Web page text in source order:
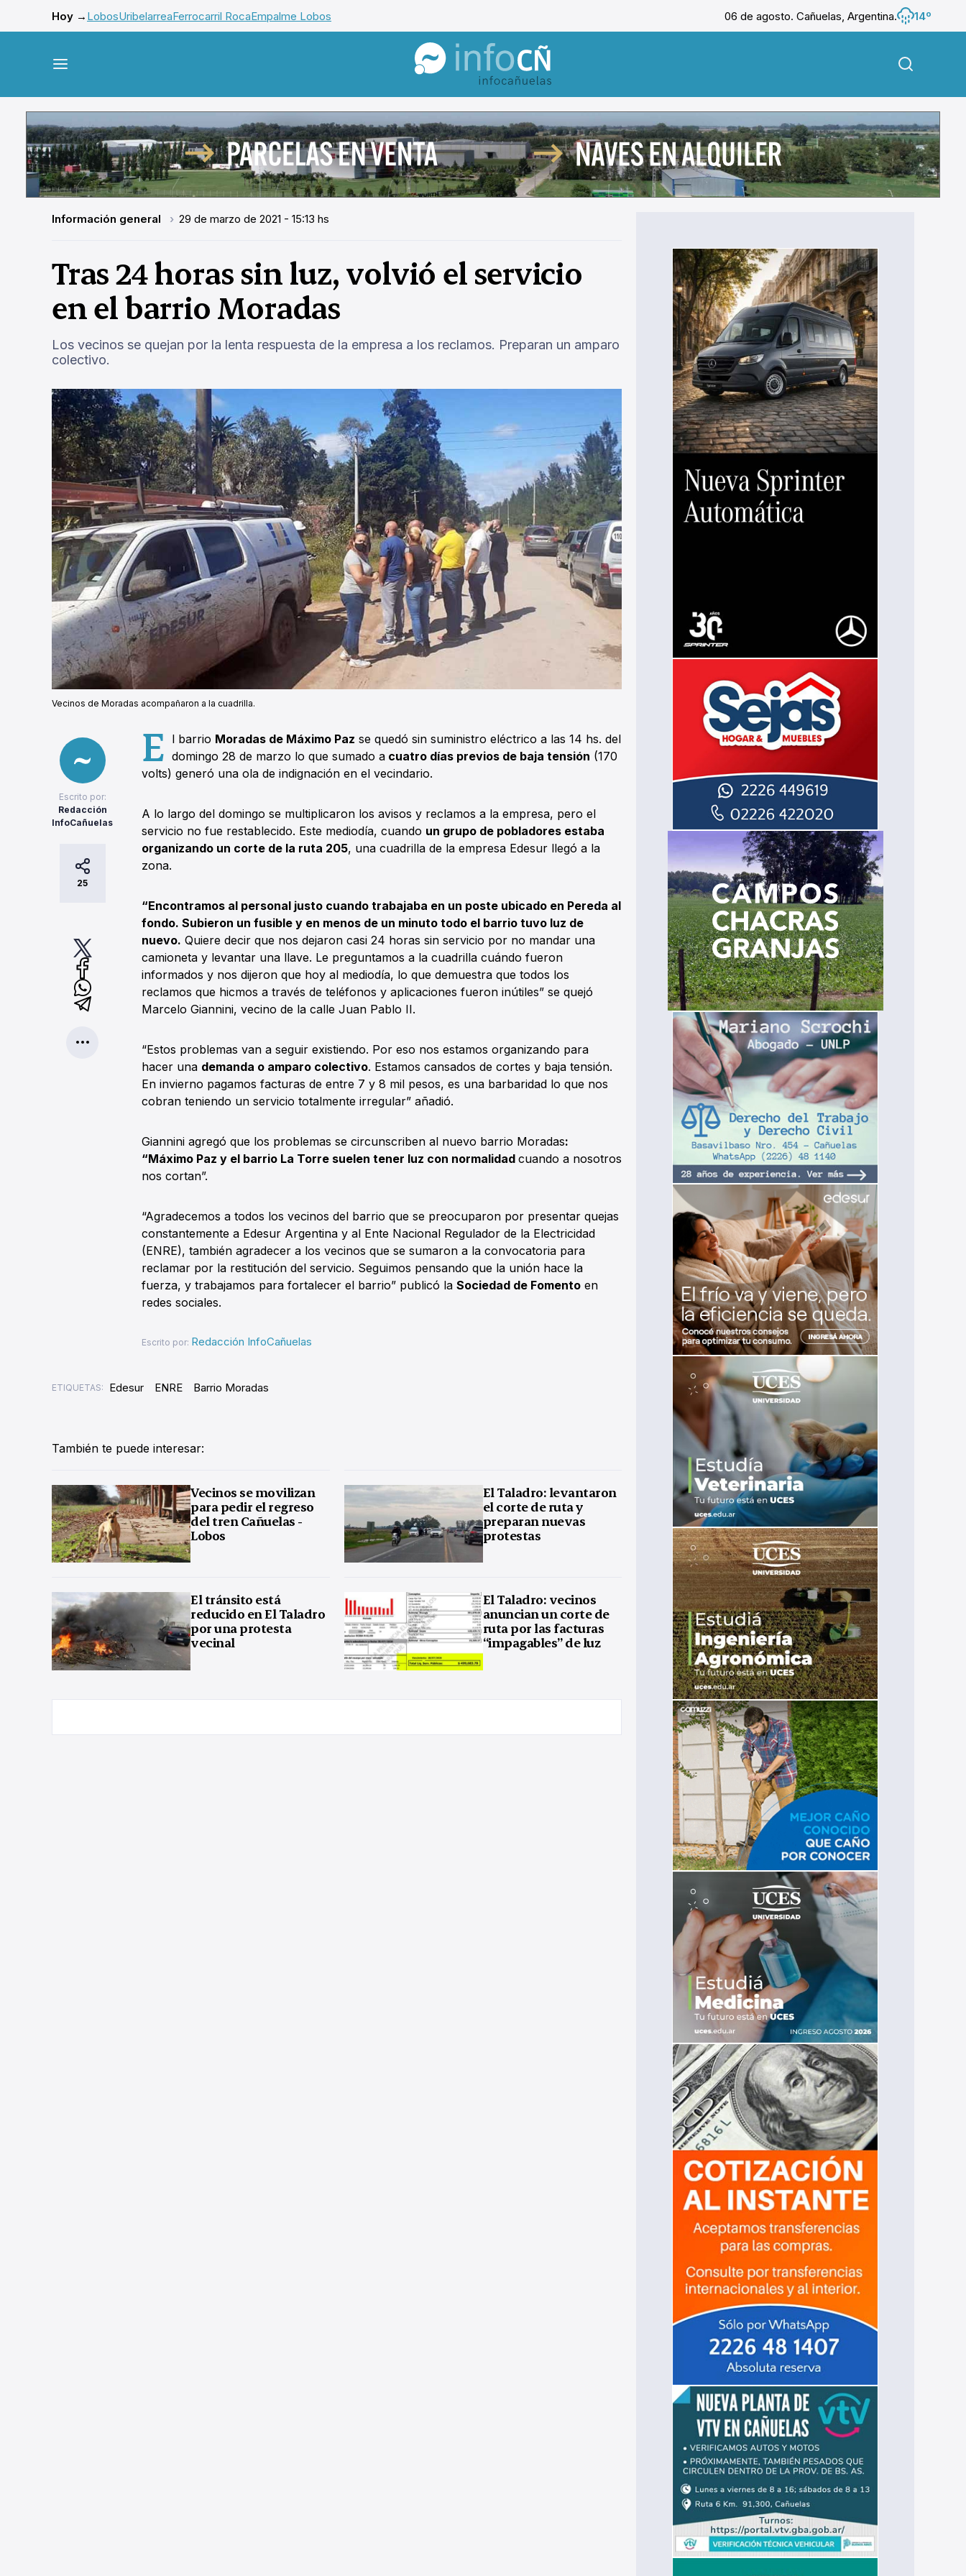
Hoy → LobosUribelarreaFerrocarril RocaEmpalme Lobos 06 de agosto. Cañuelas, Argentina.
14º
InfoCañuelas
Información general 29 de marzo de 2021 - 15:13 hs
Tras 24 horas sin luz, volvió el servicio
en el barrio Moradas
Los vecinos se quejan por la lenta respuesta de la empresa a los reclamos. Preparan un amparo
colectivo.
Vecinos de Moradas acompañaron a la cuadrilla.
Escrito por:
Redacción
InfoCañuelas
25
E l barrio Moradas de Máximo Paz se quedó sin suministro eléctrico a las 14 hs. del
domingo 28 de marzo lo que sumado a cuatro días previos de baja tensión (170
volts) generó una ola de indignación en el vecindario.
A lo largo del domingo se multiplicaron los avisos y reclamos a la empresa, pero el
servicio no fue restablecido. Este mediodía, cuando un grupo de pobladores estaba
organizando un corte de la ruta 205, una cuadrilla de la empresa Edesur llegó a la
zona.
“Encontramos al personal justo cuando trabajaba en un poste ubicado en Pereda al
fondo. Subieron un fusible y en menos de un minuto todo el barrio tuvo luz de
nuevo. Quiere decir que nos dejaron casi 24 horas sin servicio por no mandar una
camioneta y levantar una llave. Le preguntamos a la cuadrilla cuándo fueron
informados y nos dijeron que hoy al mediodía, lo que demuestra que todos los
reclamos que hicmos a través de teléfonos y aplicaciones fueron inútiles” se quejó
Marcelo Giannini, vecino de la calle Juan Pablo II.
“Estos problemas van a seguir existiendo. Por eso nos estamos organizando para
hacer una demanda o amparo colectivo. Estamos cansados de cortes y baja tensión.
En invierno pagamos facturas de entre 7 y 8 mil pesos, es una barbaridad lo que nos
cobran teniendo un servicio totalmente irregular” añadió.
Giannini agregó que los problemas se circunscriben al nuevo barrio Moradas:
“Máximo Paz y el barrio La Torre suelen tener luz con normalidad cuando a nosotros
nos cortan”.
“Agradecemos a todos los vecinos del barrio que se preocuparon por presentar quejas
constantemente a Edesur Argentina y al Ente Nacional Regulador de la Electricidad
(ENRE), también agradecer a los vecinos que se sumaron a la convocatoria para
reclamar por la restitución del servicio. Seguimos pensando que la unión hace la
fuerza, y trabajamos para fortalecer el barrio” publicó la Sociedad de Fomento en
redes sociales.
Escrito por: Redacción InfoCañuelas
ETIQUETAS: Edesur ENRE Barrio Moradas
También te puede interesar:
Vecinos se movilizan
para pedir el regreso
del tren Cañuelas -
Lobos
El Taladro: levantaron
el corte de ruta y
preparan nuevas
protestas
El tránsito está
reducido en El Taladro
por una protesta
vecinal
El Taladro: vecinos
anuncian un corte de
ruta por las facturas
“impagables” de luz